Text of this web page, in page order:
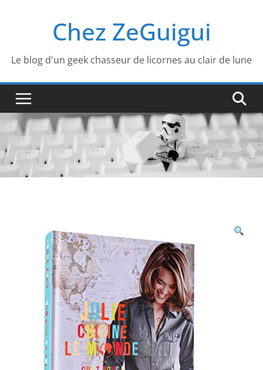
Chez ZeGuigui
Le blog d'un geek chasseur de licornes au clair de lune